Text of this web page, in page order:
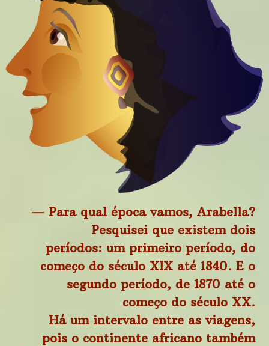
— Para qual época vamos, Arabella?
Pesquisei que existem dois
períodos: um primeiro período, do
começo do século XIX até 1840. E o
segundo período, de 1870 até o
começo do século XX.
Há um intervalo entre as viagens,
pois o continente africano também